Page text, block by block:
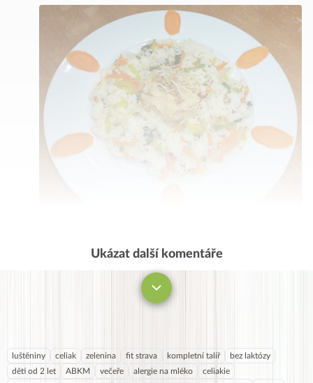
Ukázat další komentáře
luštěniny celiak zelenina fit strava kompletní talíř
bez laktózy
děti od 2 let
ABKM večeře alergie na mléko
celiakie